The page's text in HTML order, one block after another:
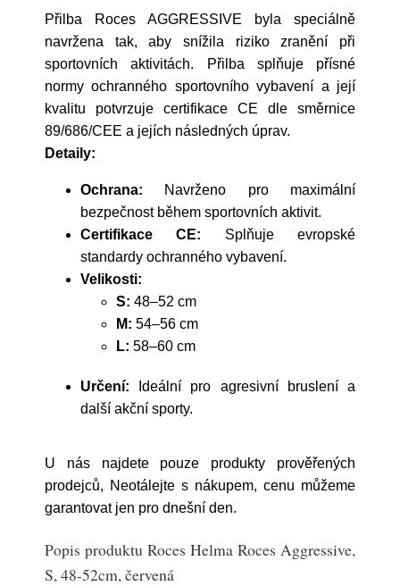
Přilba Roces AGGRESSIVE byla speciálně
navržena tak, aby snížila riziko zranění při
sportovních aktivitách. Přilba splňuje přísné
normy ochranného sportovního vybavení a její
kvalitu potvrzuje certifikace CE dle směrnice
89/686/CEE a jejích následných úprav.
Detaily:
Ochrana: Navrženo pro maximální
bezpečnost během sportovních aktivit.
Certifikace CE: Splňuje evropské
standardy ochranného vybavení.
Velikosti:
S: 48–52 cm
M: 54–56 cm
L: 58–60 cm
Určení: Ideální pro agresivní bruslení a
další akční sporty.
U nás najdete pouze produkty prověřených
prodejců, Neotálejte s nákupem, cenu můžeme
garantovat jen pro dnešní den.
Popis produktu Roces Helma Roces Aggressive,
S, 48-52cm, červená